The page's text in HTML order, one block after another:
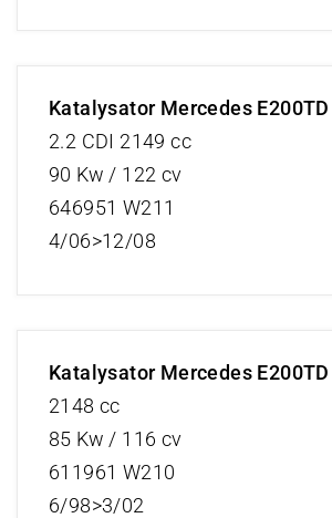
Katalysator Mercedes E200TD
2.2 CDI 2149 cc
90 Kw / 122 cv
646951 W211
4/06>12/08
Katalysator Mercedes E200TD
2148 cc
85 Kw / 116 cv
611961 W210
6/98>3/02